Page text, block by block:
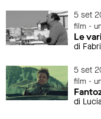
5 set
film -
Le
di
5 set
film -
di